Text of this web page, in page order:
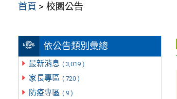
首頁 >校園公告
依公告類別彙總
最新消息 ( 3,019 )
家長專區 ( 720 )
防疫專區 ( 9 )